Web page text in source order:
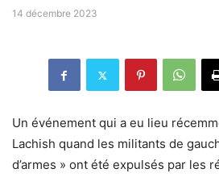
14 décembre 2023
Un événement qui a eu lieu
Lachish quand les militants de
d’armes » ont été expulsés par les